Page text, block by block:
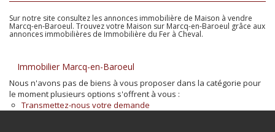
Sur notre site consultez les annonces immobilière de Maison à vendre
Marcq-en-Baroeul. Trouvez votre Maison sur Marcq-en-Baroeul grâce aux
annonces immobilières de Immobilière du Fer à Cheval.
Immobilier Marcq-en-Baroeul
Nous n'avons pas de biens à vous proposer dans la catégorie pour
le moment plusieurs options s'offrent à vous :
Transmettez-nous votre demande